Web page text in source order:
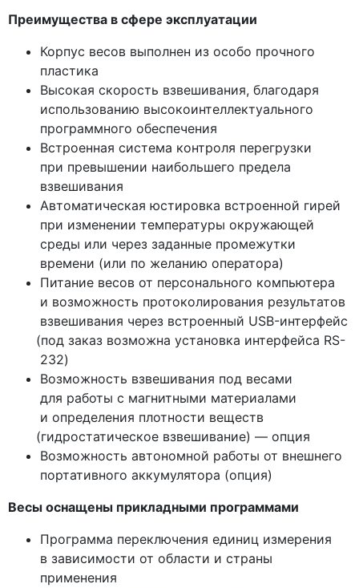
Преимущества в сфере эксплуатации
Корпус весов выполнен из особо прочного
пластика
Высокая скорость взвешивания, благодаря
использованию высокоинтеллектуального
программного обеспечения
Встроенная система контроля перегрузки
при превышении наибольшего предела
взвешивания
Автоматическая юстировка встроенной гирей
при изменении температуры окружающей
среды или через заданные промежутки
времени (или по желанию оператора)
Питание весов от персонального компьютера
и возможность протоколирования результатов
взвешивания через встроенный USB-интерфейс
(под заказ возможна установка интерфейса RS-
232)
Возможность взвешивания под весами
для работы с магнитными материалами
и определения плотности веществ
(гидростатическое взвешивание) — опция
Возможность автономной работы от внешнего
портативного аккумулятора (опция)
Весы оснащены прикладными программами
Программа переключения единиц измерения
в зависимости от области и страны
применения